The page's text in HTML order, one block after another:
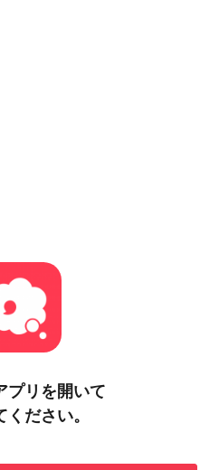
プリを開いて
ださい。